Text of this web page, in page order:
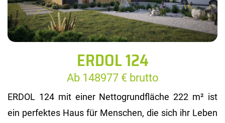
ERDOL 124
Ab 148977 € brutto
ERDOL 124 mit einer Nettogrundfläche 222 m² ist
ein perfektes Haus für Menschen, die sich ihr Leben